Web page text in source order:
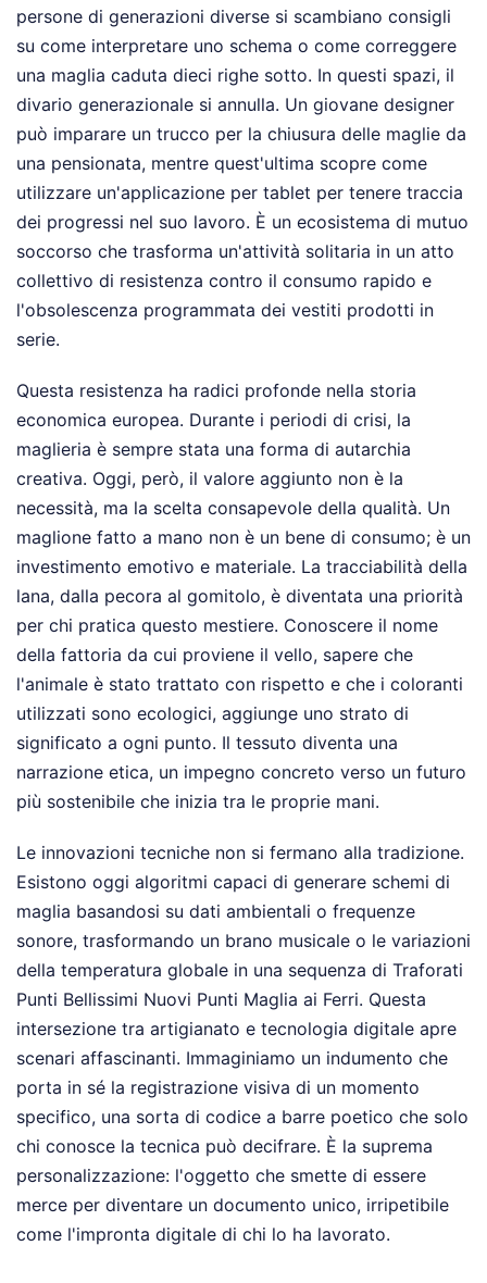
persone di generazioni diverse si scambiano consigli
su come interpretare uno schema o come correggere
una maglia caduta dieci righe sotto. In questi spazi, il
divario generazionale si annulla. Un giovane designer
può imparare un trucco per la chiusura delle maglie da
una pensionata, mentre quest'ultima scopre come
utilizzare un'applicazione per tablet per tenere traccia
dei progressi nel suo lavoro. È un ecosistema di mutuo
soccorso che trasforma un'attività solitaria in un atto
collettivo di resistenza contro il consumo rapido e
l'obsolescenza programmata dei vestiti prodotti in
serie.
Questa resistenza ha radici profonde nella storia
economica europea. Durante i periodi di crisi, la
maglieria è sempre stata una forma di autarchia
creativa. Oggi, però, il valore aggiunto non è la
necessità, ma la scelta consapevole della qualità. Un
maglione fatto a mano non è un bene di consumo; è un
investimento emotivo e materiale. La tracciabilità della
lana, dalla pecora al gomitolo, è diventata una priorità
per chi pratica questo mestiere. Conoscere il nome
della fattoria da cui proviene il vello, sapere che
l'animale è stato trattato con rispetto e che i coloranti
utilizzati sono ecologici, aggiunge uno strato di
significato a ogni punto. Il tessuto diventa una
narrazione etica, un impegno concreto verso un futuro
più sostenibile che inizia tra le proprie mani.
Le innovazioni tecniche non si fermano alla tradizione.
Esistono oggi algoritmi capaci di generare schemi di
maglia basandosi su dati ambientali o frequenze
sonore, trasformando un brano musicale o le variazioni
della temperatura globale in una sequenza di Traforati
Punti Bellissimi Nuovi Punti Maglia ai Ferri. Questa
intersezione tra artigianato e tecnologia digitale apre
scenari affascinanti. Immaginiamo un indumento che
porta in sé la registrazione visiva di un momento
specifico, una sorta di codice a barre poetico che solo
chi conosce la tecnica può decifrare. È la suprema
personalizzazione: l'oggetto che smette di essere
merce per diventare un documento unico, irripetibile
come l'impronta digitale di chi lo ha lavorato.